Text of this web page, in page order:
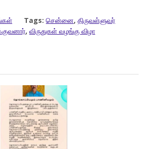
Tags: சென்னை, திருவள்ளுவர்
, விருதுகள் வழங்கு விழா